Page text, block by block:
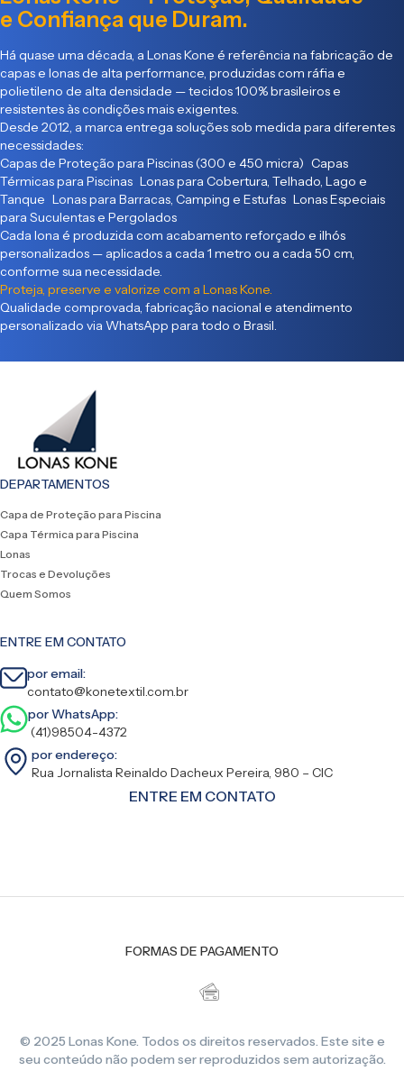
e Confiança que Duram.
Há quase uma década, a Lonas Kone é referência na fabricação de
capas e lonas de alta performance, produzidas com ráfia e
polietileno de alta densidade — tecidos 100% brasileiros e
resistentes às condições mais exigentes.
Desde 2012, a marca entrega soluções sob medida para diferentes
necessidades:
Capas de Proteção para Piscinas (300 e 450 micra) Capas
Térmicas para Piscinas Lonas para Cobertura, Telhado, Lago e
Tanque Lonas para Barracas, Camping e Estufas Lonas Especiais
para Suculentas e Pergolados
Cada lona é produzida com acabamento reforçado e ilhós
personalizados — aplicados a cada 1 metro ou a cada 50 cm,
conforme sua necessidade.
Proteja, preserve e valorize com a Lonas Kone.
Qualidade comprovada, fabricação nacional e atendimento
personalizado via WhatsApp para todo o Brasil.
DEPARTAMENTOS
Capa de Proteção para Piscina
Capa Térmica para Piscina
Lonas
Trocas e Devoluções
Quem Somos
ENTRE EM CONTATO
por email:
contato@konetextil.com.br
por WhatsApp:
(41)98504-4372
por endereço:
Rua Jornalista Reinaldo Dacheux Pereira, 980 – CIC
ENTRE EM CONTATO
FORMAS DE PAGAMENTO
© 2025 Lonas Kone. Todos os direitos reservados. Este site e
seu conteúdo não podem ser reproduzidos sem autorização.